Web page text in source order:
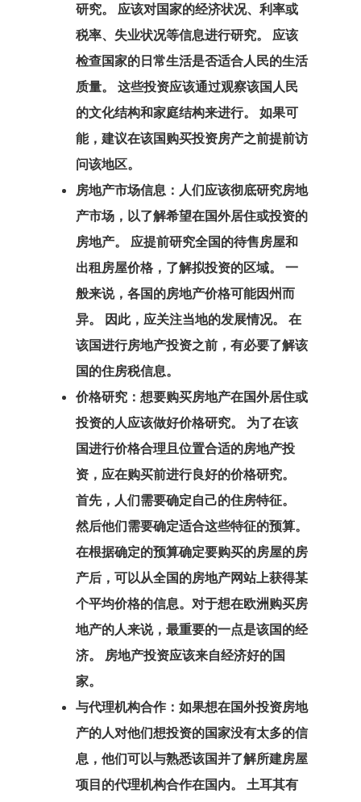
研究。 应该对国家的经济状况、利率或
税率、失业状况等信息进行研究。 应该
检查国家的日常生活是否适合人民的生活
质量。 这些投资应该通过观察该国人民
的文化结构和家庭结构来进行。 如果可
能，建议在该国购买投资房产之前提前访
问该地区。
房地产市场信息：人们应该彻底研究房地
产市场，以了解希望在国外居住或投资的
房地产。 应提前研究全国的待售房屋和
出租房屋价格，了解拟投资的区域。 一
般来说，各国的房地产价格可能因州而
异。 因此，应关注当地的发展情况。 在
该国进行房地产投资之前，有必要了解该
国的住房税信息。
价格研究：想要购买房地产在国外居住或
投资的人应该做好价格研究。 为了在该
国进行价格合理且位置合适的房地产投
资，应在购买前进行良好的价格研究。
首先，人们需要确定自己的住房特征。
然后他们需要确定适合这些特征的预算。
在根据确定的预算确定要购买的房屋的房
产后，可以从全国的房地产网站上获得某
个平均价格的信息。对于想在欧洲购买房
地产的人来说，最重要的一点是该国的经
济。 房地产投资应该来自经济好的国
家。
与代理机构合作：如果想在国外投资房地
产的人对他们想投资的国家没有太多的信
息，他们可以与熟悉该国并了解所建房屋
项目的代理机构合作在国内。 土耳其有
GDPR
产品
付款确认
代理清单价格
代理申请
咨询协议
咨询协议
咨询申请
客户搜索请求
客户门户
希腊房地产居
可 – 黄金签证
您有资格进入
国家/地区？